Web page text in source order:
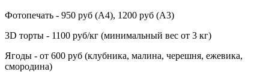
Фотопечать - 950 руб (А4), 1200 руб (А3)
3D торты - 1100 руб/кг (минимальный вес от 3 кг)
Ягоды - от 600 руб (клубника, малина, черешня, ежевика,
смородина)